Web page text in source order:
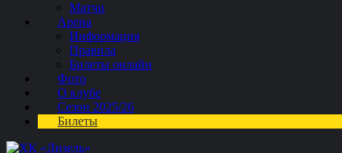
Матчи
Арена
Информация
Правила
Билеты онлайн
Фото
О клубе
Сезон 2025/26
Билеты